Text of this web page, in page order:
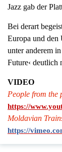
Jazz gab der
Bei derart
Europa und den
unter anderem
Future‹ deutlich
VIDEO
People from the
https://
Moldavian
https://